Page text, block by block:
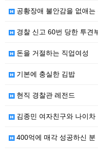
공황장애 불안감을 없애는
경찰 신고 60번 당한 투견
돈을 거절하는 직업여성
기본에 충실한 김밥
현직 경찰관 레전드
김종민 여자친구와 나이차
400억에 매각 성공하신 분